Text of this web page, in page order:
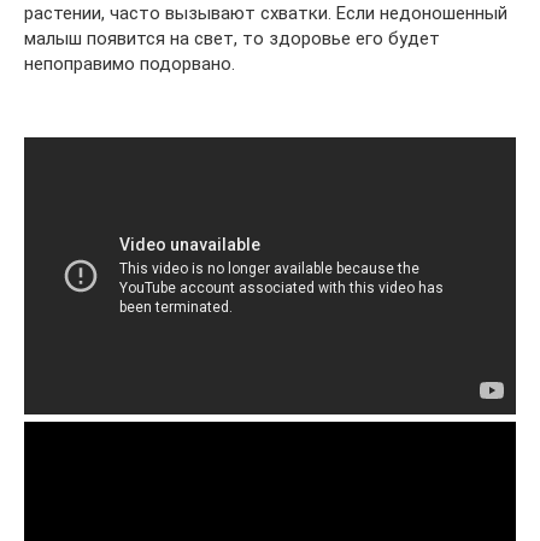
растении, часто вызывают схватки. Если недоношенный
малыш появится на свет, то здоровье его будет
непоправимо подорвано.